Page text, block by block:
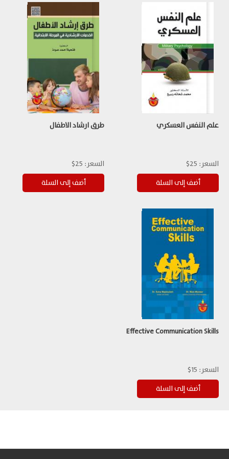
علم النفس العسكري
السعر: 25$
طرق ارشاد الاطفال
السعر: 25$
Effective Communication Skills
السعر: 15$